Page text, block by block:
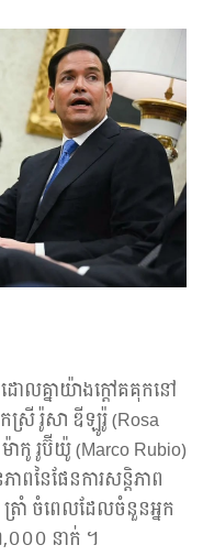
ោលគ្នាយ៉ាងក្តៅគគុកនៅ
ស្រី រ៉ូសា ឌីឡូរ៉ូ (Rosa
ាកូ រូប៊ីយ៉ូ (Marco Rubio)
ពនៃផែនការសន្តិភាព
ចំពេលដែលចំនួនអ្នក
០០០ នាក់ ។